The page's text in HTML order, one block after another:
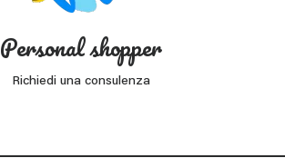
Personal shopper
Richiedi una consulenza